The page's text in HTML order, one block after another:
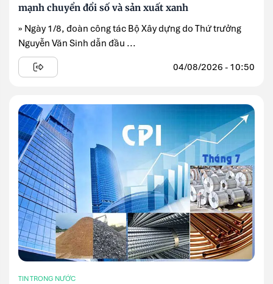
mạnh chuyển đổi số và sản xuất xanh
» Ngày 1/8, đoàn công tác Bộ Xây dựng do Thứ trưởng
Nguyễn Văn Sinh dẫn đầu ...
04/08/2026 - 10:50
TIN TRONG NƯỚC